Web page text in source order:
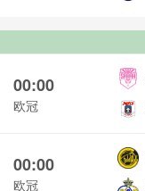
00:00
欧冠
00:00
欧冠